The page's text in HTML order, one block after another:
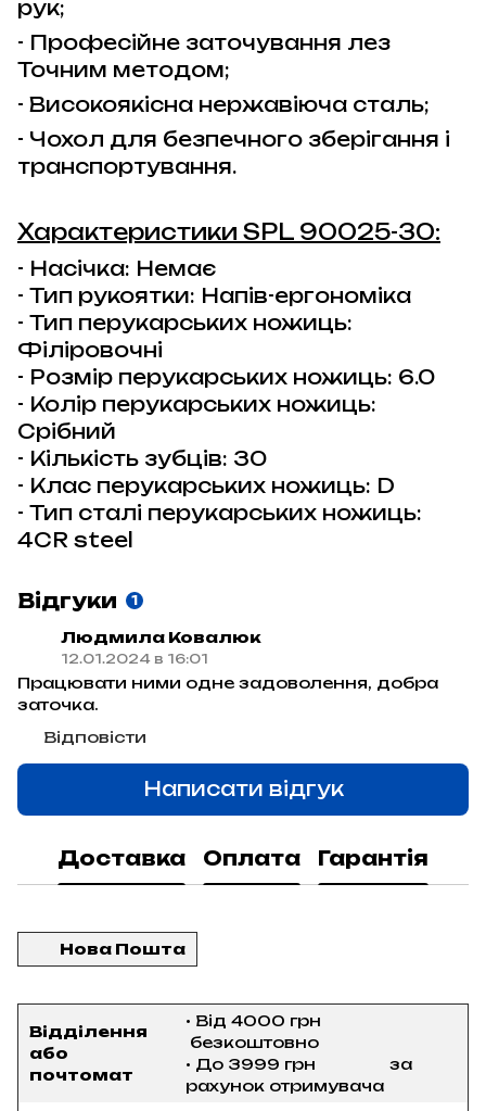
рук;
- Професійне заточування лез
Точним методом;
- Високоякісна нержавіюча сталь;
- Чохол для безпечного зберігання і
транспортування.
Характеристики SPL 90025-30:
- Насічка: Немає
- Тип рукоятки: Напів-ергономіка
- Тип перукарських ножиць:
Філіровочні
- Розмір перукарських ножиць: 6.0
- Колір перукарських ножиць:
Срібний
- Кількість зубців: 30
- Клас перукарських ножиць: D
- Тип сталі перукарських ножиць:
4CR steel
Відгуки 1
Людмила Ковалюк
12.01.2024 в 16:01
Працювати ними одне задоволення, добра
заточка.
Відповісти
Написати відгук
Доставка Оплата Гарантія
Нова Пошта
Відділення
або
почтомат
• Від 4000 грн
безкоштовно
• До 3999 грн за
рахунок отримувача